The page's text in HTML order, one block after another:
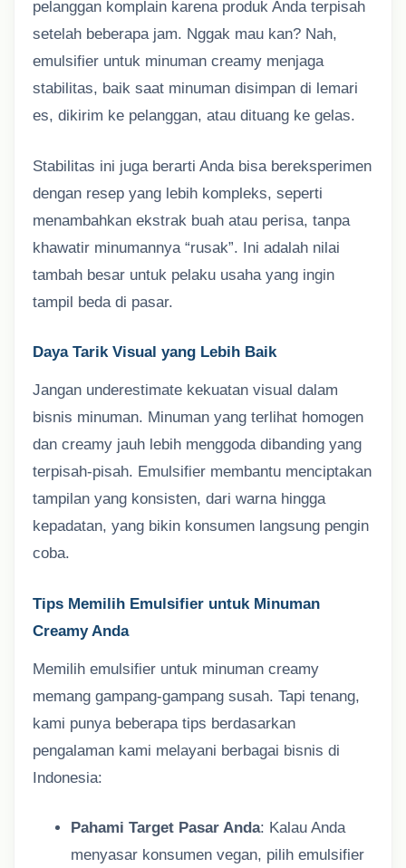
pelanggan komplain karena produk Anda terpisah
setelah beberapa jam. Nggak mau kan? Nah,
emulsifier untuk minuman creamy menjaga
stabilitas, baik saat minuman disimpan di lemari
es, dikirim ke pelanggan, atau dituang ke gelas.
Stabilitas ini juga berarti Anda bisa bereksperimen
dengan resep yang lebih kompleks, seperti
menambahkan ekstrak buah atau perisa, tanpa
khawatir minumannya “rusak”. Ini adalah nilai
tambah besar untuk pelaku usaha yang ingin
tampil beda di pasar.
Daya Tarik Visual yang Lebih Baik
Jangan underestimate kekuatan visual dalam
bisnis minuman. Minuman yang terlihat homogen
dan creamy jauh lebih menggoda dibanding yang
terpisah-pisah. Emulsifier membantu menciptakan
tampilan yang konsisten, dari warna hingga
kepadatan, yang bikin konsumen langsung pengin
coba.
Tips Memilih Emulsifier untuk Minuman
Creamy Anda
Memilih emulsifier untuk minuman creamy
memang gampang-gampang susah. Tapi tenang,
kami punya beberapa tips berdasarkan
pengalaman kami melayani berbagai bisnis di
Indonesia:
Pahami Target Pasar Anda: Kalau Anda
menyasar konsumen vegan, pilih emulsifier